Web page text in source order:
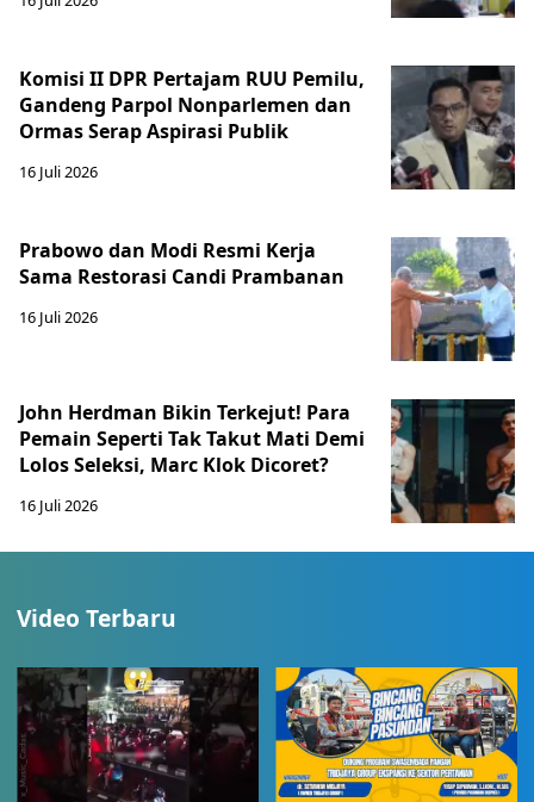
Komisi II DPR Pertajam RUU Pemilu,
Gandeng Parpol Nonparlemen dan
Ormas Serap Aspirasi Publik
16 Juli 2026
Prabowo dan Modi Resmi Kerja
Sama Restorasi Candi Prambanan
16 Juli 2026
John Herdman Bikin Terkejut! Para
Pemain Seperti Tak Takut Mati Demi
Lolos Seleksi, Marc Klok Dicoret?
16 Juli 2026
Video Terbaru